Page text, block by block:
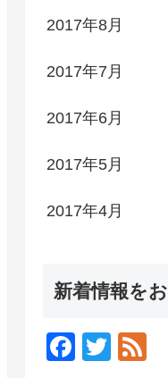
2017年8月
2017年7月
2017年6月
2017年5月
2017年4月
新着情報を
F
T